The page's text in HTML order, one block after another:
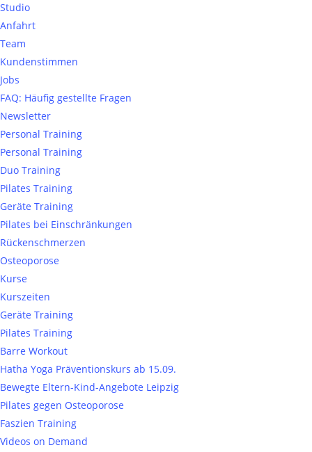
Studio
Anfahrt
Team
Kundenstimmen
Jobs
FAQ: Häufig gestellte Fragen
Newsletter
Personal Training
Personal Training
Duo Training
Pilates Training
Geräte Training
Pilates bei Einschränkungen
Rückenschmerzen
Osteoporose
Kurse
Kurszeiten
Geräte Training
Pilates Training
Barre Workout
Hatha Yoga Präventionskurs ab 15.09.
Bewegte Eltern-Kind-Angebote Leipzig
Pilates gegen Osteoporose
Faszien Training
Videos on Demand